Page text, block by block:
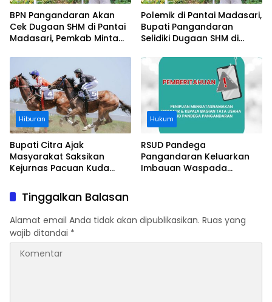
BPN Pangandaran Akan
Cek Dugaan SHM di Pantai
Madasari, Pemkab Minta
Polemik di Pantai Madasari,
Bupati Pangandaran
Selidiki Dugaan SHM di
Pantai
Hiburan
Bupati Citra Ajak
Masyarakat Saksikan
Kejurnas Pacuan Kuda
Legokjawa
Hukum
RSUD Pandega
Pangandaran Keluarkan
Imbauan Waspada
Tinggalkan Balasan
Alamat email Anda tidak akan dipublikasikan. Ruas yang
wajib ditandai *